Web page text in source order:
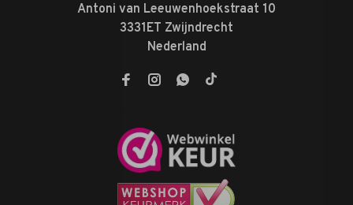
Antoni van Leeuwenhoekstraat 10
3331ET Zwijndrecht
Nederland